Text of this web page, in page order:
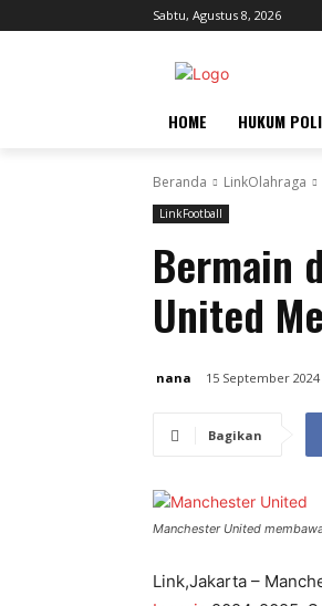
Sabtu, Agustus 8, 2026
HOME HUKUM
Beranda LinkOlahraga
LinkFootball
Bermain
United
nana 15 September 2024
Bagikan
Manchester United
Link,Jakarta –